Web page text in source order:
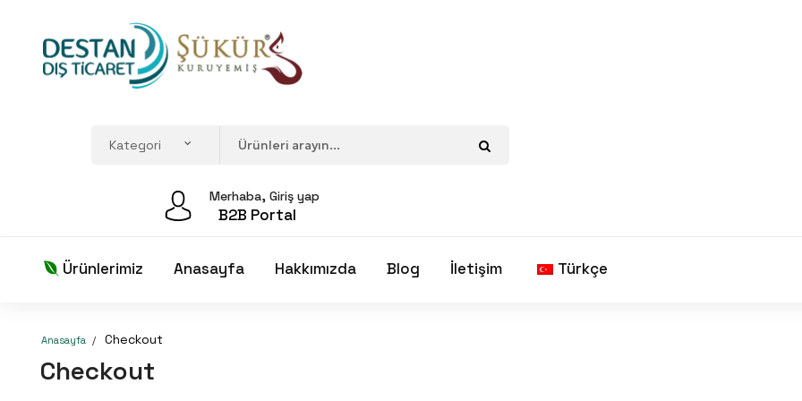
Merhaba, Giriş yap
B2B Portal
Ürünlerimiz Anasayfa Hakkımızda Blog İletişim Türkçe
Anasayfa Checkout
Checkout